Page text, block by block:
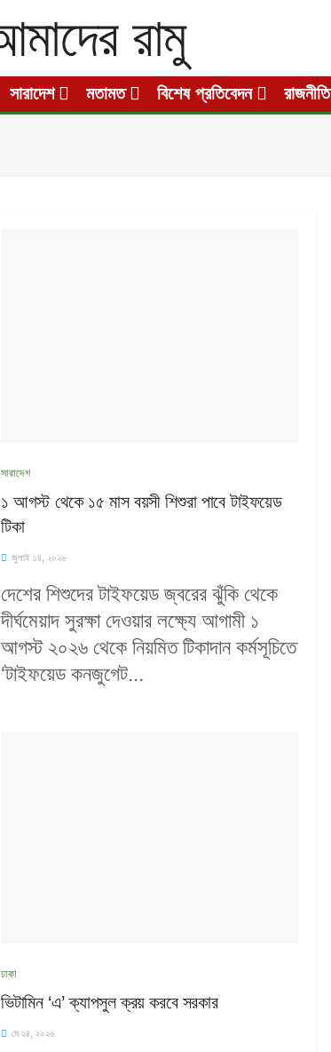
সারাদেশ মতামত বিশেষ প্রতিবেদন রাজনীতি
সারাদেশ
১ আগস্ট থেকে ১৫ মাস বয়সী শিশুরা পাবে টাইফয়েড
টিকা
জুলাই ১৪, ২০২৬
দেশের শিশুদের টাইফয়েড জ্বরের ঝুঁকি থেকে
দীর্ঘমেয়াদ সুরক্ষা দেওয়ার লক্ষ্যে আগামী ১
আগস্ট ২০২৬ থেকে নিয়মিত টিকাদান কর্মসূচিতে
‘টাইফয়েড কনজুগেট...
ঢাকা
ভিটামিন ‘এ’ ক্যাপসুল ক্রয় করবে সরকার
মে ২৪, ২০২৬